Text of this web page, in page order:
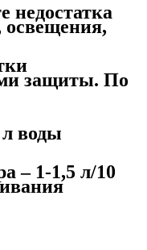
недостатка
освещения,
защиты. По
воды
– 1-1,5 л/10